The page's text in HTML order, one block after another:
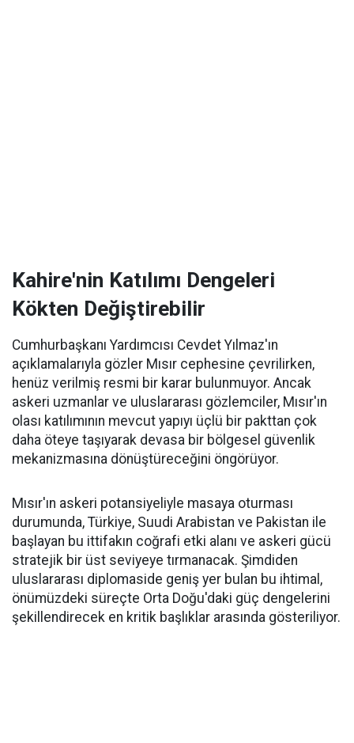
Kahire'nin Katılımı Dengeleri
Kökten Değiştirebilir
Cumhurbaşkanı Yardımcısı Cevdet Yılmaz'ın
açıklamalarıyla gözler Mısır cephesine çevrilirken,
henüz verilmiş resmi bir karar bulunmuyor. Ancak
askeri uzmanlar ve uluslararası gözlemciler, Mısır'ın
olası katılımının mevcut yapıyı üçlü bir pakttan çok
daha öteye taşıyarak devasa bir bölgesel güvenlik
mekanizmasına dönüştüreceğini öngörüyor.
Mısır'ın askeri potansiyeliyle masaya oturması
durumunda, Türkiye, Suudi Arabistan ve Pakistan ile
başlayan bu ittifakın coğrafi etki alanı ve askeri gücü
stratejik bir üst seviyeye tırmanacak. Şimdiden
uluslararası diplomaside geniş yer bulan bu ihtimal,
önümüzdeki süreçte Orta Doğu'daki güç dengelerini
şekillendirecek en kritik başlıklar arasında gösteriliyor.